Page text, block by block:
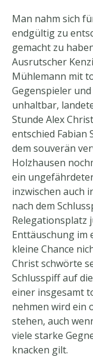
Man nahm sich
endgültig zu
gemacht zu
Ausrutscher
Mühlemann mit
Gegenspieler
unhaltbar,
Stunde Alex
entschied
dem souverän
Holzhausen
ein
inzwischen auch
nach dem
Relegationsplatz
Enttäuschung im
kleine Chance
Christ schwörte
Schlusspiff auf
einer insgesamt
nehmen wird ein
stehen, auch
viele starke
knacken gilt.